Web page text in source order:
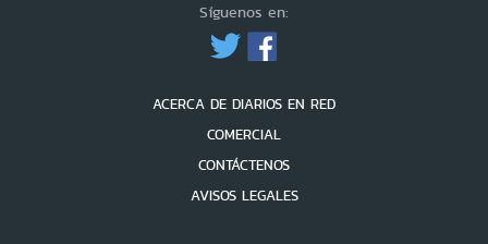
Síguenos en:
ACERCA DE DIARIOS EN RED
COMERCIAL
CONTÁCTENOS
AVISOS LEGALES